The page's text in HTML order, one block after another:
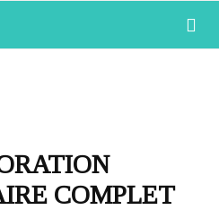
COMPLET